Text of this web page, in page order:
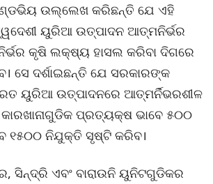
ଉଲ୍ଲେଖ କରିଛନ୍ତି ଯେ ଏହି
ୟୁରିଆ ଉତ୍ପାଦନ ଆତ୍ମନିର୍ଭର
କୃଷି ଲକ୍ଷ୍ୟ ହାସଲ କରିବା ଦିଗରେ
ସେ ଦର୍ଶାଇଛନ୍ତି ଯେ ସରକାରଙ୍କ
ୟୁରିଆ ଉତ୍ପାଦନରେ ଆତ୍ମର୍ନିଭରଶୀଳ
କାରଖାନାଗୁଡିକ ପ୍ରତ୍ୟକ୍ଷ ଭାବେ ୫୦୦
୧୫୦୦ ନିଯୁକ୍ତି ସୃଷ୍ଟି କରିବ।
ସିନ୍ଦ୍ରି ଏବଂ ବାରାଉନି ୟୁନିଟଗୁଡିକର